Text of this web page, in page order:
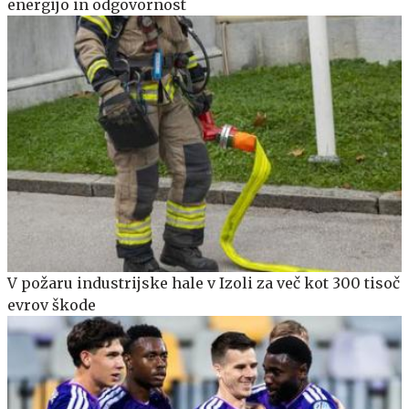
energijo in odgovornost
V požaru industrijske hale v Izoli za več kot 300 tisoč
evrov škode